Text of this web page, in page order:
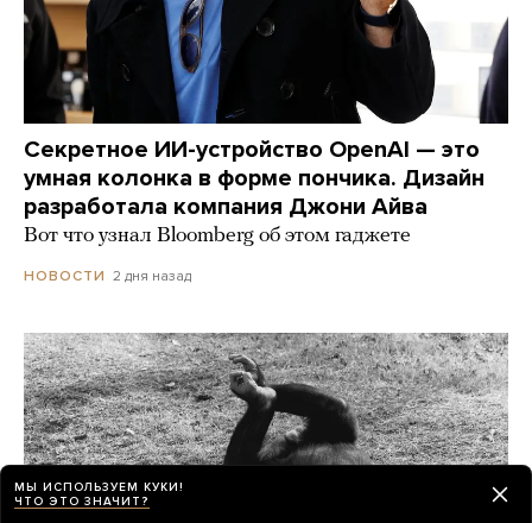
Секретное ИИ-устройство OpenAI — это
умная колонка в форме пончика. Дизайн
разработала компания Джони Айва
Вот что узнал Bloomberg об этом гаджете
НОВОСТИ 2 дня назад
МЫ ИСПОЛЬЗУЕМ КУКИ!
ЧТО ЭТО ЗНАЧИТ?